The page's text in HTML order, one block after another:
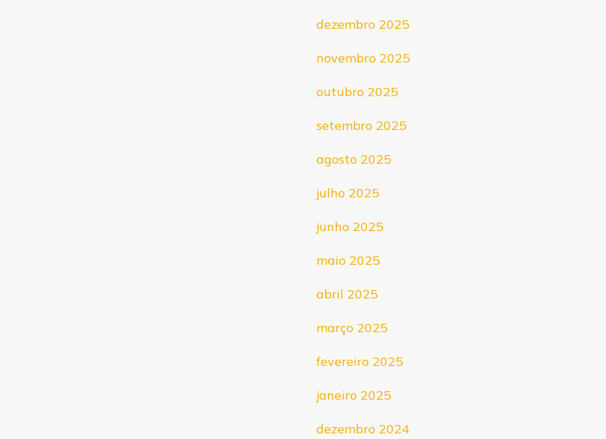
dezembro 2025
novembro 2025
outubro 2025
setembro 2025
agosto 2025
julho 2025
junho 2025
maio 2025
abril 2025
março 2025
fevereiro 2025
janeiro 2025
dezembro 2024